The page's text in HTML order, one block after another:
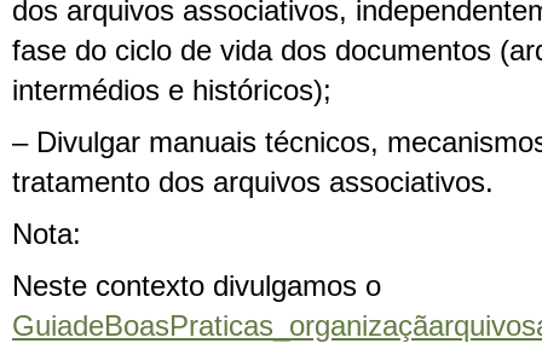
dos arquivos associativos,
fase do ciclo de vida dos documentos
intermédios e históricos);
– Divulgar manuais técnicos,
tratamento dos arquivos associativos.
Nota:
Neste contexto divulgamos o